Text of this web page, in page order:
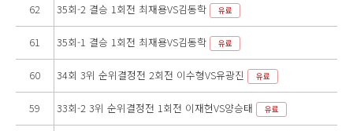
62 35회-2 결승 1회전 최재용VS김동학 유료
61 35회-1 결승 1회전 최재용VS김동학 유료
60 34회 3위 순위결정전 2회전 이수형VS유광진 유료
59 33회-2 3위 순위결정전 1회전 이재헌VS양승태 유료